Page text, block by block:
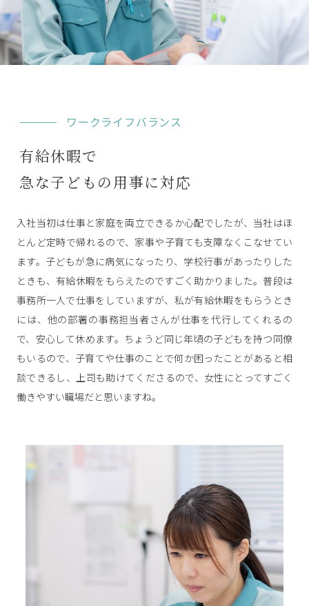
ワークライフバランス
有給休暇で
急な子どもの用事に対応
入社当初は仕事と家庭を両立できるか心配でしたが、当社はほ
とんど定時で帰れるので、家事や子育ても支障なくこなせてい
ます。子どもが急に病気になったり、学校行事があったりした
ときも、有給休暇をもらえたのですごく助かりました。普段は
事務所一人で仕事をしていますが、私が有給休暇をもらうとき
には、他の部署の事務担当者さんが仕事を代行してくれるの
で、安心して休めます。ちょうど同じ年頃の子どもを持つ同僚
もいるので、子育てや仕事のことで何か困ったことがあると相
談できるし、上司も助けてくださるので、女性にとってすごく
働きやすい職場だと思いますね。